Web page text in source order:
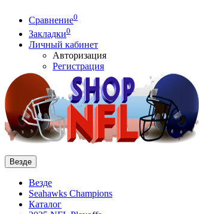
Сравнение0
Закладки0
Личный кабинет
Авторизация
Регистрация
Везде
Везде
Seahawks Champions
Каталог